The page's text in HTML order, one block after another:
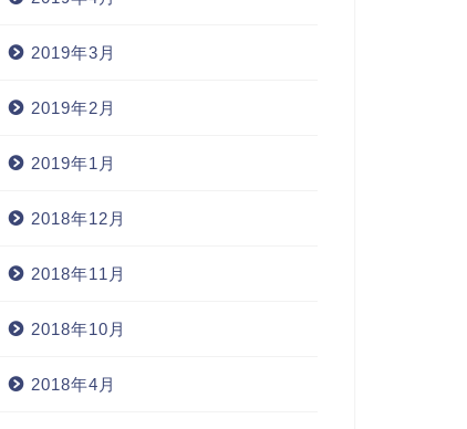
2019年3月
2019年2月
2019年1月
2018年12月
2018年11月
2018年10月
2018年4月